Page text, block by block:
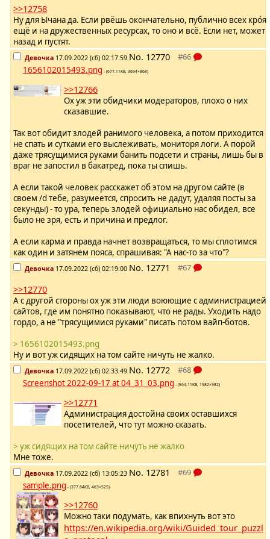
>>12758
Ну для Ычана да. Если рвёшь окончательно, публично всех кро́я
ещё и на дружественных ресурсах, то оно и всё. Если нет, может
назад и пустят.
Девочка 17.09.2022 (сб) 02:17:59 No. 12770
1656102015493.png - (677.11KB, 3694×868)
>>12766
Ох уж эти обидчики модераторов, плохо о них
сказавшие.
Так вот обидит злодей ранимого человека, а потом приходится
не спать и сутками его выслеживать, мониторя логи. А порой
даже трясущимися руками банить подсети и страны, лишь бы в
враг не запостил в бакатред, пока ты спишь.
А если такой человек расскажет об этом на другом сайте (в
своем /d тебе, разумеется, спросить не дадут, удаляя посты за
секунды) - то ура, теперь злодей официально нас обидел, все
было не зря, есть и причина и предлог.
А если карма и правда начнет возвращаться, то мы сплотимся
как один и затянем пояса, спрашивая: "А нас-то за что"?
Девочка 17.09.2022 (сб) 02:19:00 No. 12771
>>12770
А с другой стороны ох уж эти люди воюющие с администрацией
сайтов, где им понятно показывают, что не рады. Уходить надо
гордо, а не "трясущимися руками" писать потом вайп-ботов.
> 1656102015493.png
Ну и вот уж сидящих на том сайте ничуть не жалко.
Девочка 17.09.2022 (сб) 02:33:49 No. 12772
Screenshot 2022-09-17 at 04_31_03.png - (564.11KB, 1982×982)
>>12771
Администрация достойна своих оставшихся
посетителей, что тут можно сказать.
> уж сидящих на том сайте ничуть не жалко
Мне тоже.
Девочка 17.09.2022 (сб) 13:05:23 No. 12781
sample.png - (377.84KB, 463×525)
>>12760
Можно таки подумать, как впихнуть вот это
https://en.wikipedia.org/wiki/Guided_tour_puzzl